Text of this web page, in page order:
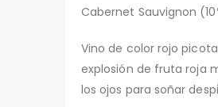
Cabernet Sauvignon
Vino de color rojo
explosión de fruta roja
los ojos para soñar